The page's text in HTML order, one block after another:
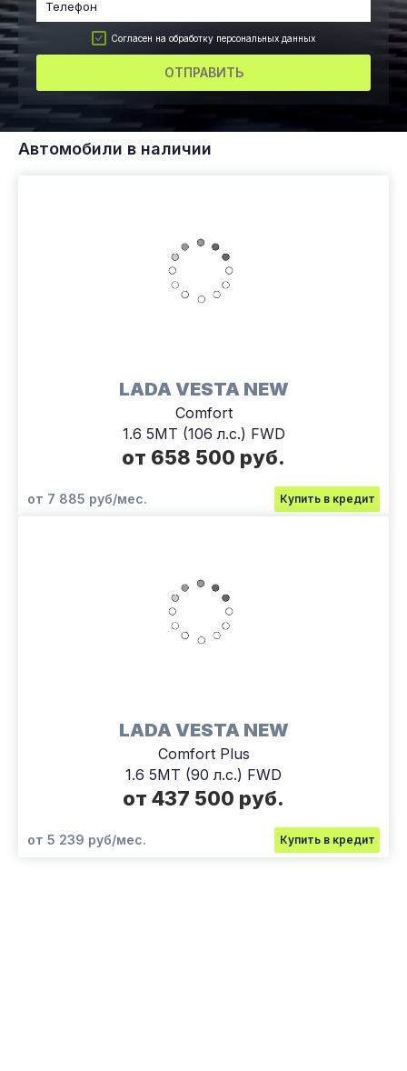
Согласен на обработку персональных данных
ОТПРАВИТЬ
Автомобили в наличии
LADA VESTA NEW
Comfort
1.6 5MT (106 л.с.) FWD
от 658 500 руб.
от 7 885 руб/мес. Купить в кредит
LADA VESTA NEW
Comfort Plus
1.6 5MT (90 л.с.) FWD
от 437 500 руб.
от 5 239 руб/мес. Купить в кредит